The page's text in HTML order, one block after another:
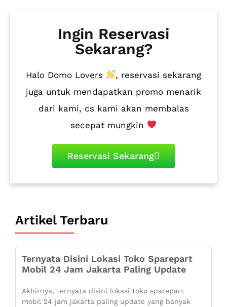
Ingin Reservasi
Sekarang?
Halo Domo Lovers
, reservasi sekarang
juga untuk mendapatkan promo menarik
dari kami, cs kami akan membalas
secepat mungkin
Reservasi Sekarang
Artikel Terbaru
Ternyata Disini Lokasi Toko Sparepart
Mobil 24 Jam Jakarta Paling Update
Akhirnya, ternyata disini lokasi toko sparepart
mobil 24 jam jakarta paling update yang banyak